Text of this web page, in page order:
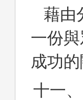
藉由
一份
成功
十一